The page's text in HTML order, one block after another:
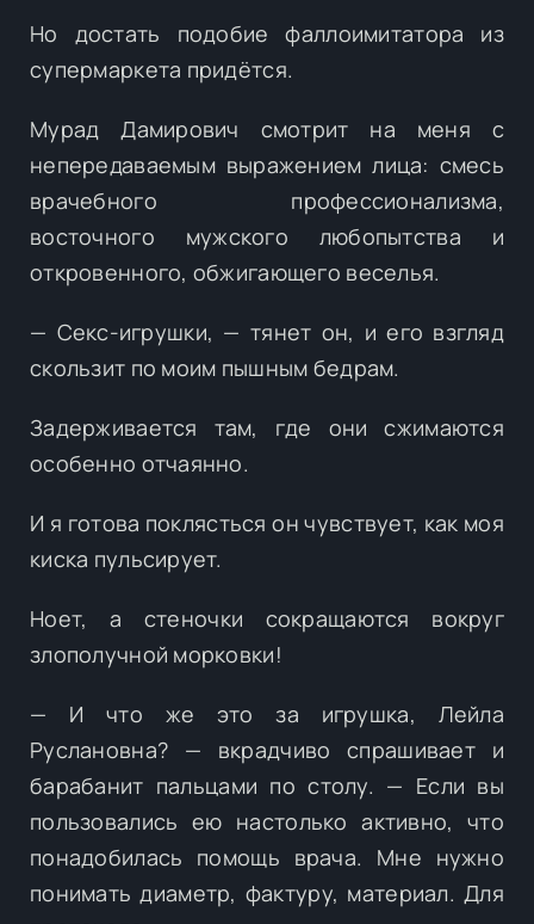
Но достать подобие фаллоимитатора из
супермаркета придётся.
Мурад Дамирович смотрит на меня с
непередаваемым выражением лица: смесь
врачебного профессионализма,
восточного мужского любопытства и
откровенного, обжигающего веселья.
— Секс-игрушки, — тянет он, и его взгляд
скользит по моим пышным бедрам.
Задерживается там, где они сжимаются
особенно отчаянно.
И я готова поклясться он чувствует, как моя
киска пульсирует.
Ноет, а стеночки сокращаются вокруг
злополучной морковки!
— И что же это за игрушка, Лейла
Руслановна? — вкрадчиво спрашивает и
барабанит пальцами по столу. — Если вы
пользовались ею настолько активно, что
понадобилась помощь врача. Мне нужно
понимать диаметр, фактуру, материал. Для